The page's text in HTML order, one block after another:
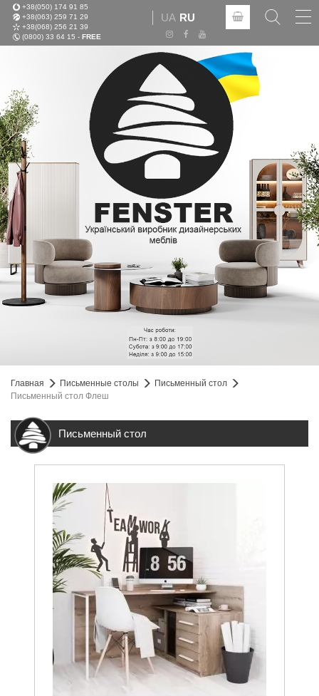
+38(050) 174 91 85
+38(063) 259 71 29
+38(068) 256 21 39
(0800) 33 64 15 - FREE
UA RU
Главная Письменные столы
Письменный стол
Письменный стол Флеш
Письменный стол